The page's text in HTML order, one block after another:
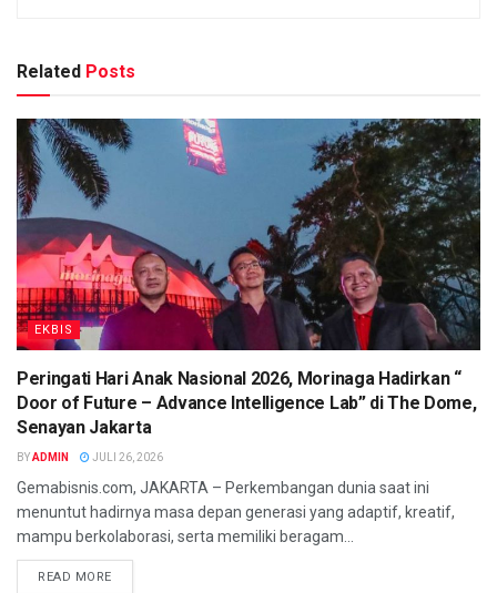
Related Posts
EKBIS
Peringati Hari Anak Nasional 2026, Morinaga Hadirkan “
Door of Future – Advance Intelligence Lab” di The Dome,
Senayan Jakarta
BYADMIN JULI 26, 2026
Gemabisnis.com, JAKARTA – Perkembangan dunia saat ini
menuntut hadirnya masa depan generasi yang adaptif, kreatif,
mampu berkolaborasi, serta memiliki beragam...
READ MORE